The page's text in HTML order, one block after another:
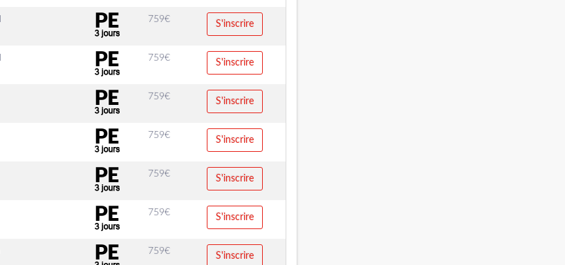
759€ S'inscrire
759€ S'inscrire
759€ S'inscrire
759€ S'inscrire
759€ S'inscrire
759€ S'inscrire
759€ S'inscrire